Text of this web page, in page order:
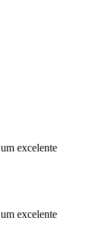
excelente
excelente